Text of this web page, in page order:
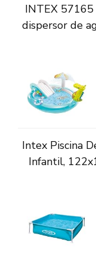
INTEX 57165
dispersor de
Intex Piscina
Infantil,